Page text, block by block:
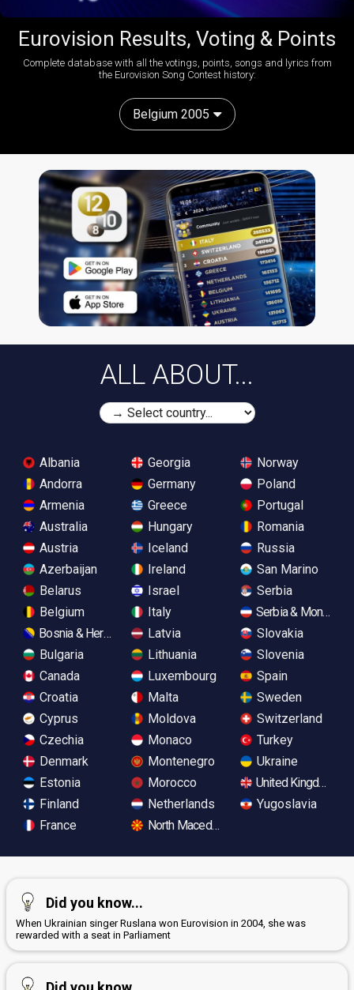
Eurovision Results, Voting & Points
Complete database with all the votings, points, songs and lyrics from
the Eurovision Song Contest history:
Belgium 2005
ALL ABOUT...
Albania
Andorra
Armenia
Australia
Austria
Azerbaijan
Belarus
Belgium
Bosnia & Herzegovina
Bulgaria
Canada
Croatia
Cyprus
Czechia
Denmark
Estonia
Finland
France
Georgia
Germany
Greece
Hungary
Iceland
Ireland
Israel
Italy
Latvia
Lithuania
Luxembourg
Malta
Moldova
Monaco
Montenegro
Morocco
Netherlands
North Macedonia
Norway
Poland
Portugal
Romania
Russia
San Marino
Serbia
Serbia &
Slovakia
Slovenia
Spain
Sweden
Switzerland
Turkey
Ukraine
United Kingdom
Yugoslavia
Did you know...
When Ukrainian singer Ruslana won Eurovision in 2004, she was
rewarded with a seat in Parliament